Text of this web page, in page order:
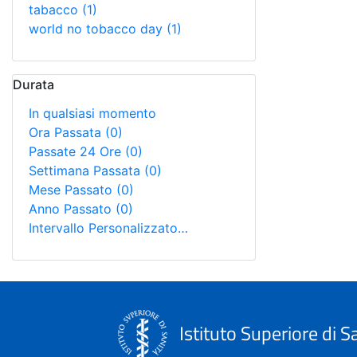
tabacco (1)
world no tobacco day (1)
Durata
In qualsiasi momento
Ora Passata (0)
Passate 24 Ore (0)
Settimana Passata (0)
Mese Passato (0)
Anno Passato (0)
Intervallo Personalizzato…
Istituto Superiore di